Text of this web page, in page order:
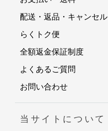
配送・返品・キャンセル
らくトク便
全額返金保証制度
よくあるご質問
お問い合わせ
当サイトについて